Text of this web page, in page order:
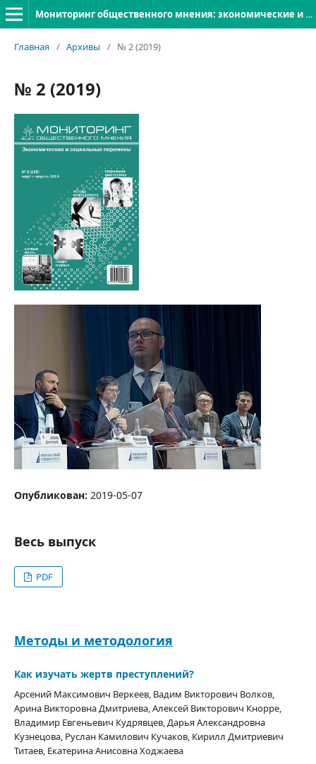
Мониторинг общественного мнения: экономические и социальные перемены
Главная / Архивы / № 2 (2019)
№ 2 (2019)
Опубликован: 2019-05-07
Весь выпуск
PDF
Методы и методология
Как изучать жертв преступлений?
Арсений Максимович Веркеев, Вадим Викторович Волков,
Арина Викторовна Дмитриева, Алексей Викторович Кнорре,
Владимир Евгеньевич Кудрявцев, Дарья Александровна
Кузнецова, Руслан Камилович Кучаков, Кирилл Дмитриевич
Титаев, Екатерина Анисовна Ходжаева